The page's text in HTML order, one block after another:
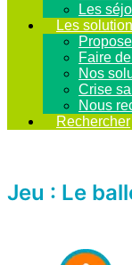
Les
Les
Faire
Nos
Crise
Nous
Rechercher
Jeu : Le